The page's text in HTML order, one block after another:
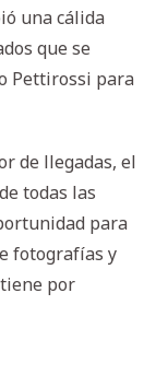
una cálida
que se
Pettirossi para
de llegadas, el
todas las
para
fotografías y
por